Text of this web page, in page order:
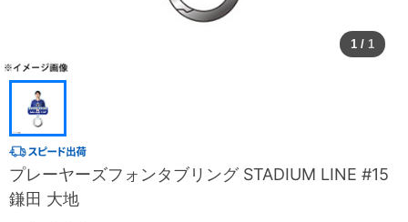
1 / 1
プレーヤーズフォンタブリング STADIUM LINE #15
鎌田 大地